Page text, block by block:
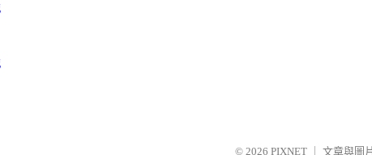
© 2026 PIXNET 文章與圖